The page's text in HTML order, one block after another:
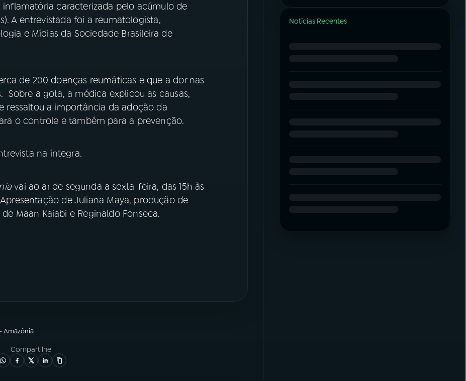
caracterizada pelo acúmulo de
A entrevistada foi a reumatologista,
e Mídias da Sociedade Brasileira de
de 200 doenças reumáticas e que a dor nas
a gota, a médica explicou as causas,
ressaltou a importância da adoção da
o controle e também para a prevenção.
na íntegra.
vai ao ar de segunda a sexta-feira, das 15h às
de Juliana Maya, produção de
Maan Kaiabi e Reginaldo Fonseca.
Amazônia
Compartilhe
Notícias Recentes